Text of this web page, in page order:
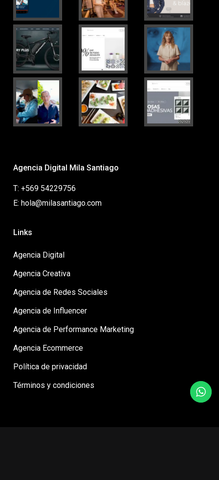
Agencia Digital Mila Santiago
T: +569 54229756
E: hola@milasantiago.com
Links
Agencia Digital
Agencia Creativa
Agencia de Redes Sociales
Agencia de Influencer
Agencia de Performance Marketing
Agencia Ecommerce
Política de privacidad
Términos y condiciones